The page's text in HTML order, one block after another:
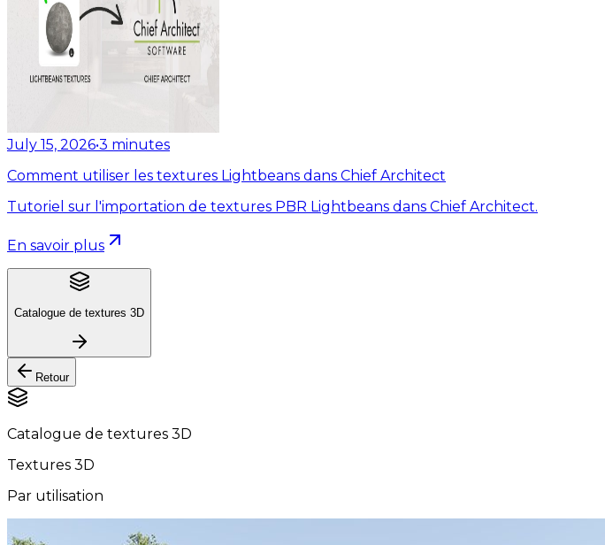
July 15, 2026•3 minutes
Comment utiliser les textures Lightbeans dans Chief Architect
Tutoriel sur l'importation de textures PBR Lightbeans dans Chief Architect.
En savoir plus
Catalogue de textures 3D
Retour
Catalogue de textures 3D
Textures 3D
Par utilisation